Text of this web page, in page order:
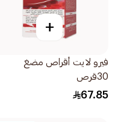
+
فيرو لايت أقراص مضغ
30قرص
67.85